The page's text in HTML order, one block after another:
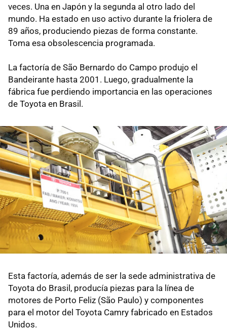
veces. Una en Japón y la segunda al otro lado del
mundo. Ha estado en uso activo durante la friolera de
89 años, produciendo piezas de forma constante.
Toma esa obsolescencia programada.
La factoría de São Bernardo do Campo produjo el
Bandeirante hasta 2001. Luego, gradualmente la
fábrica fue perdiendo importancia en las operaciones
de Toyota en Brasil.
Esta factoría, además de ser la sede administrativa de
Toyota do Brasil, producía piezas para la línea de
motores de Porto Feliz (São Paulo) y componentes
para el motor del Toyota Camry fabricado en Estados
Unidos.